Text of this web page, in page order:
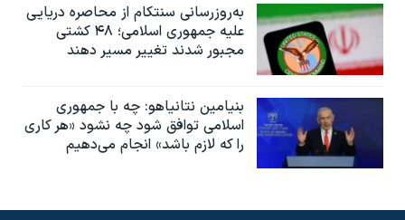
به‌روزرسانی سنتکام از محاصره دریایی
علیه جمهوری اسلامی؛ ۴۸ کشتی
مجبور شدند تغییر مسیر دهند
بنیامین نتانیاهو: چه با جمهوری
اسلامی توافق شود چه نشود «هر کاری
را که لازم باشد» انجام می‌دهیم